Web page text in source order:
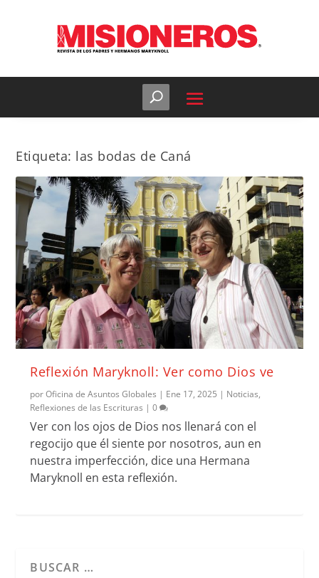
Etiqueta: las bodas de Caná
Reflexión Maryknoll: Ver como Dios ve
porOficina de Asuntos Globales | Ene 17, 2025 | Noticias,
Reflexiones de las Escrituras |0
Ver con los ojos de Dios nos llenará con el
regocijo que él siente por nosotros, aun en
nuestra imperfección, dice una Hermana
Maryknoll en esta reflexión.